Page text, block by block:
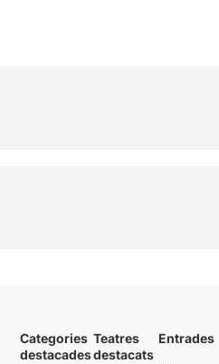
Categories
destacades
Teatres
destacats
Entrades